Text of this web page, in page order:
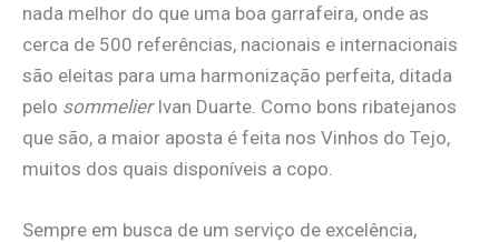
nada melhor do que uma boa garrafeira, onde as
cerca de 500 referências, nacionais e internacionais
são eleitas para uma harmonização perfeita, ditada
pelo sommelier Ivan Duarte. Como bons ribatejanos
que são, a maior aposta é feita nos Vinhos do Tejo,
muitos dos quais disponíveis a copo.
Sempre em busca de um serviço de excelência,